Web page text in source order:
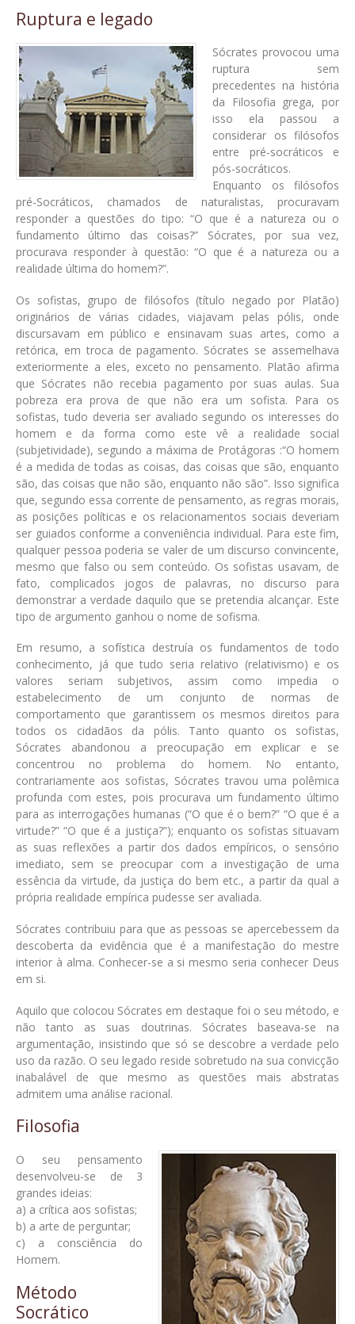
Ruptura e legado
Sócrates provocou uma
ruptura sem
precedentes na história
da Filosofia grega, por
isso ela passou a
considerar os filósofos
entre pré-socráticos e
pós-socráticos.
Enquanto os filósofos
pré-Socráticos, chamados de naturalistas, procuravam
responder a questões do tipo: “O que é a natureza ou o
fundamento último das coisas?” Sócrates, por sua vez,
procurava responder à questão: “O que é a natureza ou a
realidade última do homem?”.
Os sofistas, grupo de filósofos (título negado por Platão)
originários de várias cidades, viajavam pelas pólis, onde
discursavam em público e ensinavam suas artes, como a
retórica, em troca de pagamento. Sócrates se assemelhava
exteriormente a eles, exceto no pensamento. Platão afirma
que Sócrates não recebia pagamento por suas aulas. Sua
pobreza era prova de que não era um sofista. Para os
sofistas, tudo deveria ser avaliado segundo os interesses do
homem e da forma como este vê a realidade social
(subjetividade), segundo a máxima de Protágoras :“O homem
é a medida de todas as coisas, das coisas que são, enquanto
são, das coisas que não são, enquanto não são”. Isso significa
que, segundo essa corrente de pensamento, as regras morais,
as posições políticas e os relacionamentos sociais deveriam
ser guiados conforme a conveniência individual. Para este fim,
qualquer pessoa poderia se valer de um discurso convincente,
mesmo que falso ou sem conteúdo. Os sofistas usavam, de
fato, complicados jogos de palavras, no discurso para
demonstrar a verdade daquilo que se pretendia alcançar. Este
tipo de argumento ganhou o nome de sofisma.
Em resumo, a sofística destruía os fundamentos de todo
conhecimento, já que tudo seria relativo (relativismo) e os
valores seriam subjetivos, assim como impedia o
estabelecimento de um conjunto de normas de
comportamento que garantissem os mesmos direitos para
todos os cidadãos da pólis. Tanto quanto os sofistas,
Sócrates abandonou a preocupação em explicar e se
concentrou no problema do homem. No entanto,
contrariamente aos sofistas, Sócrates travou uma polêmica
profunda com estes, pois procurava um fundamento último
para as interrogações humanas (“O que é o bem?” “O que é a
virtude?” “O que é a justiça?”); enquanto os sofistas situavam
as suas reflexões a partir dos dados empíricos, o sensório
imediato, sem se preocupar com a investigação de uma
essência da virtude, da justiça do bem etc., a partir da qual a
própria realidade empírica pudesse ser avaliada.
Sócrates contribuiu para que as pessoas se apercebessem da
descoberta da evidência que é a manifestação do mestre
interior à alma. Conhecer-se a si mesmo seria conhecer Deus
em si.
Aquilo que colocou Sócrates em destaque foi o seu método, e
não tanto as suas doutrinas. Sócrates baseava-se na
argumentação, insistindo que só se descobre a verdade pelo
uso da razão. O seu legado reside sobretudo na sua convicção
inabalável de que mesmo as questões mais abstratas
admitem uma análise racional.
Filosofia
O seu pensamento
desenvolveu-se de 3
grandes ideias:
a) a crítica aos sofistas;
b) a arte de perguntar;
c) a consciência do
Homem.
Método
Socrático